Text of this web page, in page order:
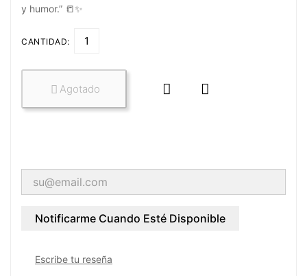
y humor.” 📒✨
CANTIDAD:
 Agotado  
Notificarme Cuando Esté Disponible
Escribe tu reseña